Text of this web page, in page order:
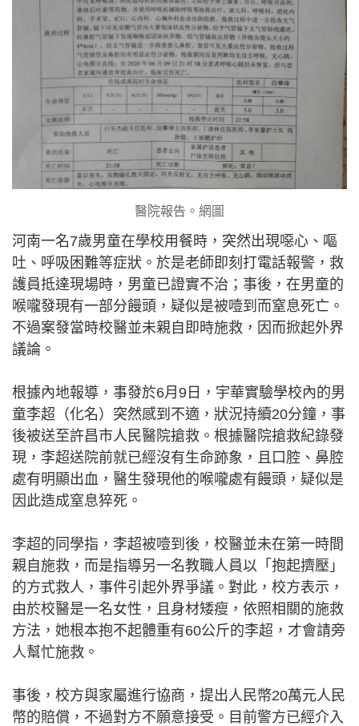
醫院報告。網圖
河南一名7歲男童在學校用餐時，突然出現噁心、嘔
吐、呼吸困難等症狀。於是老師即刻打電話報警，救
護員抵達現場時，男童已證實不治；事後，在男童的
喉嚨發現有一部分饅頭，疑似是被噎到而窒息死亡。
不過案發當時校醫並未親自即時施救，因而掀起外界
議論。
根據內地報導，事發於6月9日，宇華實驗學校內的男
童李超（化名）突然感到不適，狀況持續20分鐘，事
後被送至許昌市人民醫院搶救。根據醫院搶救紀錄發
現，李超送院前就已經沒有生命跡象，且口腔、鼻腔
處有明顯出血，醫生發現他的喉嚨處有饅頭，疑似是
因此造成窒息猝死。
李超的同學指，李超被噎到後，校醫並未在第一時間
親自施救，而是指導另一名教職人員以「抱起擠壓」
的方式救人，事件引起外界爭議。對此，校方表示，
由於校醫是一名女性，且身材矮瘦，依照相關的施救
方法，她根本抱不起體重有60公斤的李超，才會請旁
人幫忙施救。
事後，校方與家屬進行協商，提出人民幣20萬元人民
幣的賠償，不過對方不願意接受。目前警方已經介入